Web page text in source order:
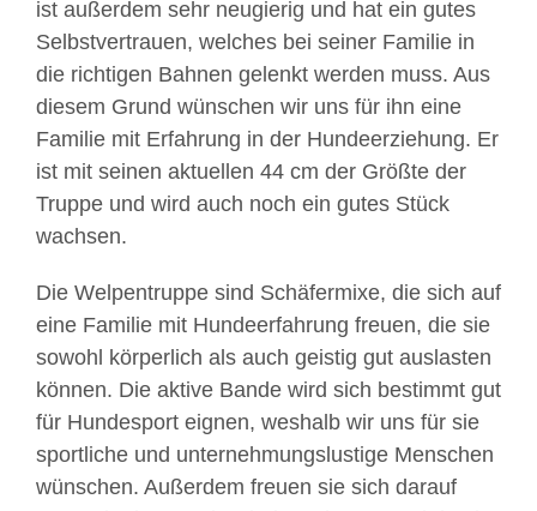
ist außerdem sehr neugierig und hat ein gutes
Selbstvertrauen, welches bei seiner Familie in
die richtigen Bahnen gelenkt werden muss. Aus
diesem Grund wünschen wir uns für ihn eine
Familie mit Erfahrung in der Hundeerziehung. Er
ist mit seinen aktuellen 44 cm der Größte der
Truppe und wird auch noch ein gutes Stück
wachsen.
Die Welpentruppe sind Schäfermixe, die sich auf
eine Familie mit Hundeerfahrung freuen, die sie
sowohl körperlich als auch geistig gut auslasten
können. Die aktive Bande wird sich bestimmt gut
für Hundesport eignen, weshalb wir uns für sie
sportliche und unternehmungslustige Menschen
wünschen. Außerdem freuen sie sich darauf